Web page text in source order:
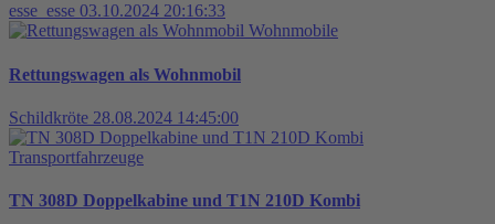
esse_esse 03.10.2024 20:16:33
Wohnmobile
Rettungswagen als Wohnmobil
Schildkröte 28.08.2024 14:45:00
Transportfahrzeuge
TN 308D Doppelkabine und T1N 210D Kombi